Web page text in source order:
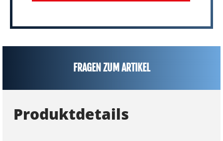
FRAGEN ZUM ARTIKEL
Produktdetails